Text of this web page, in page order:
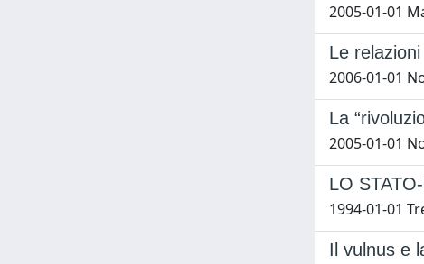
2005-01-01
Le
2006-01-01
La
2005-01-01
LO
1994-01-01
Il vulnus e